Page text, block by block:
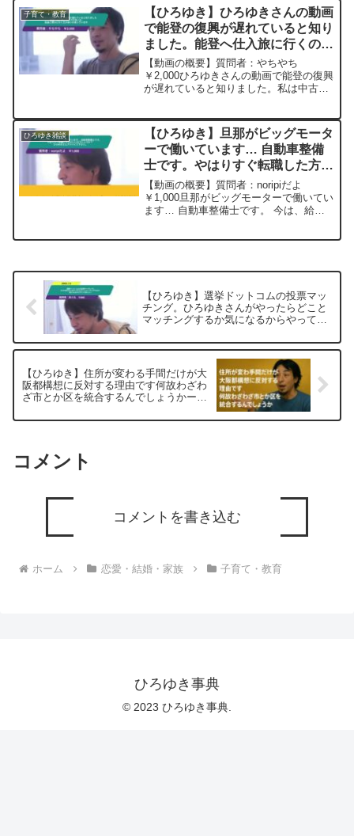
すると思いますか？元動画：能登半島に
最大同時接続✖️30円の...
子育て・教育
【ひろゆき】ひろゆきさんの動画
で能登の復興が遅れていると知り
ました。能登へ仕入旅に行くのが
良いか、普通に旅行に行く方が良
いか迷っていますー ひろゆき切
り抜き 20250610
【動画の概要】質問者：やちやち
￥2,000ひろゆきさんの動画で能登の復興
が遅れていると知りました。私は中古本
通に旅行に行く方が良いか迷っていま
す。仕入れであれば数十万...
ひろゆき雑談
【ひろゆき】旦那がビッグモータ
ーで働いています… 自動車整備
士です。やはりすぐ転職した方が
いいのでしょうか？ ひろゆきさ
んアドバイス下さい。 ー ひろ
ゆき切り抜き 20230924
【動画の概要】質問者：noripiだよ
￥1,000旦那がビッグモーターで働いてい
ます… 自動車整備士です。 今は、給料
【ひろゆき】選挙ドットコムの投票マッ
チング。ひろゆきさんがやったらどこと
マッチングするか気になるからやって欲
【ひろゆき】住所が変わる手間だけが大
阪都構想に反対する理由です何故わざわ
ざ市とか区を統合するんでしょうかー
コメント
コメントを書き込む
ホーム 恋愛・結婚・家族 子育て・教育
ひろゆき事典
© 2023 ひろゆき事典.